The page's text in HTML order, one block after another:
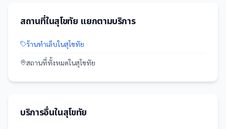
สถานที่ในสุโขทัย แยกตามบริการ
ร้านทำเล็บในสุโขทัย
สถานที่ทั้งหมดในสุโขทัย
บริการอื่นในสุโขทัย